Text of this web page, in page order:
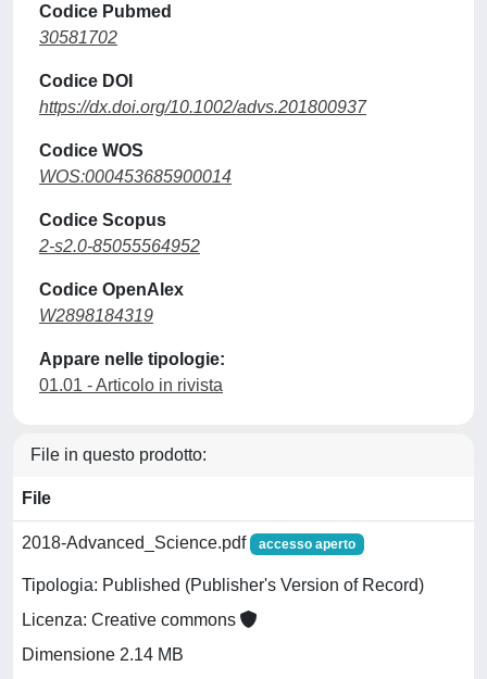
Codice Pubmed
30581702
Codice DOI
https://dx.doi.org/10.1002/advs.201800937
Codice WOS
WOS:000453685900014
Codice Scopus
2-s2.0-85055564952
Codice OpenAlex
W2898184319
Appare nelle tipologie:
01.01 - Articolo in rivista
File in questo prodotto:
File
2018-Advanced_Science.pdf accesso aperto
Tipologia: Published (Publisher's Version of Record)
Licenza: Creative commons
Dimensione 2.14 MB